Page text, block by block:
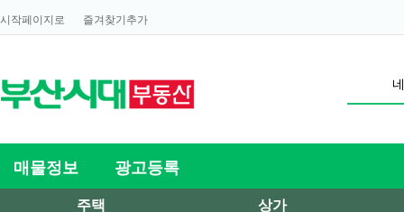
시작페이지로 즐겨찾기추가
매물정보 광고등록
주택 상가